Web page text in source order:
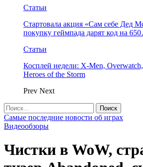
Статьи
Стартовала акция «Сам себе Дед
покупку геймпада дарят код на
Статьи
Косплей недели: X-Men,
Heroes of the Storm
Prev Next
Самые последние новости об играх
Видеообзоры
Чистки в WoW,